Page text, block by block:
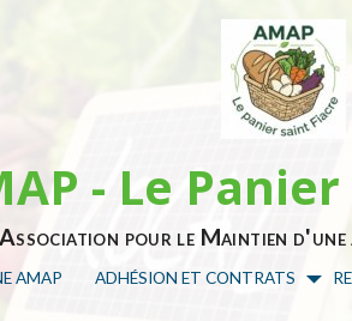
- Le
Association pour le Maintien
AMAP ADHÉSION ET CONTRATS